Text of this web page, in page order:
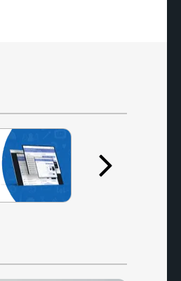
d'emploi
Découvrez les